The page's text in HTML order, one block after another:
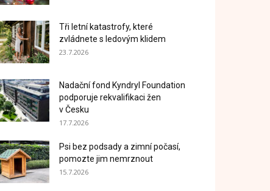
Tři letní katastrofy, které
zvládnete s ledovým klidem
23.7.2026
Nadační fond Kyndryl Foundation
podporuje rekvalifikaci žen
v Česku
17.7.2026
Psi bez podsady a zimní počasí,
pomozte jim nemrznout
15.7.2026